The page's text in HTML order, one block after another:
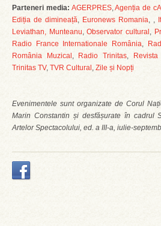
Parteneri media: AGERPRES,Agenția de
Ediția de dimineață, Euronews Romania, ,
Leviathan, Munteanu,Observator cultural ,
Radio France Internationale România,
România Muzical , Radio Trinitas,
Trinitas TV, TVR Cultural , Zile și Nopți
Evenimentele sunt organizate de Corul
Marin Constantin și desfășurate în cadrul
Artelor Spectacolului, ed. a III-a, iulie-